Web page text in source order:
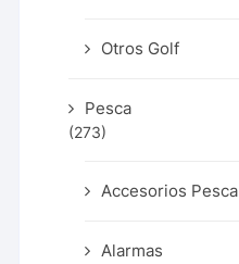
Otros Golf
Pesca
(273)
Accesorios Pesca
Alarmas